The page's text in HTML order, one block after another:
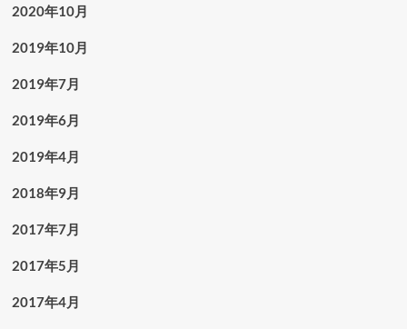
2020年10月
2019年10月
2019年7月
2019年6月
2019年4月
2018年9月
2017年7月
2017年5月
2017年4月